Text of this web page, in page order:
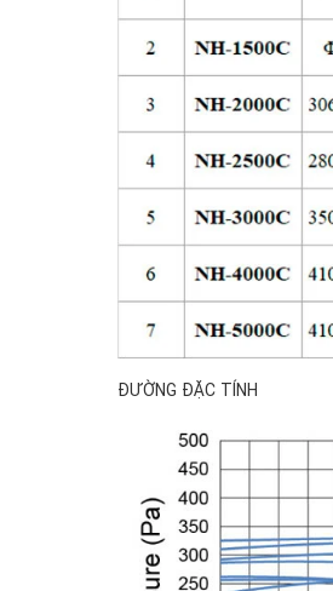
ĐƯỜNG ĐẶC TÍNH